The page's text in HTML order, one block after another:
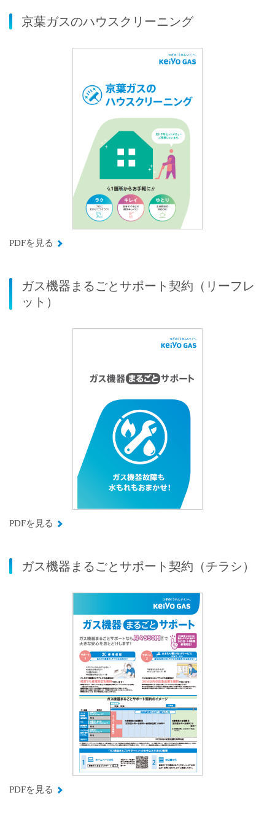
京葉ガスのハウスクリーニング
PDFを見る
ガス機器まるごとサポート契約（リーフレ
ット）
PDFを見る
ガス機器まるごとサポート契約（チラシ）
PDFを見る